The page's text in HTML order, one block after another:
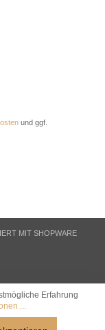
und ggf.
MIT SHOPWARE
Erfahrung
...